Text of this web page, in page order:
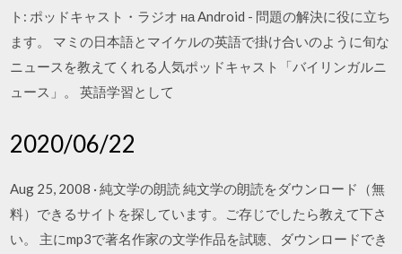
ト: ポッドキャスト・ラジオ на Android - 問題の解決に役に立ち
ます。 マミの日本語とマイケルの英語で掛け合いのように旬な
ニュースを教えてくれる人気ポッドキャスト「バイリンガルニ
ュース」。 英語学習として
2020/06/22
Aug 25, 2008 · 純文学の朗読 純文学の朗読をダウンロード（無
料）できるサイトを探しています。ご存じでしたら教えて下さ
い。 主にmp3で著名作家の文学作品を試聴、ダウンロードでき